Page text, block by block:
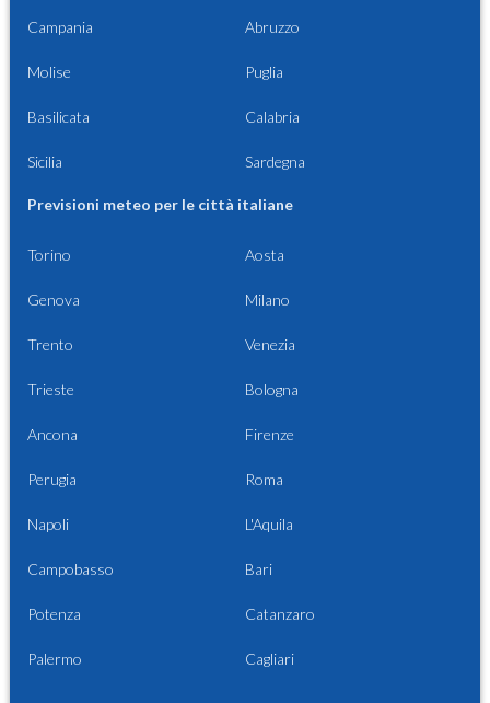
Campania Abruzzo
Molise Puglia
Basilicata Calabria
Sicilia Sardegna
Previsioni meteo per le città italiane
Torino Aosta
Genova Milano
Trento Venezia
Trieste Bologna
Ancona Firenze
Perugia Roma
Napoli L'Aquila
Campobasso Bari
Potenza Catanzaro
Palermo Cagliari